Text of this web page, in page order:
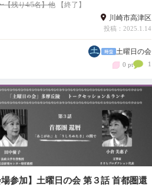
【残り4/5名】他【終了】
川崎市高津区
投稿：2025.1.14
土曜日の会
0 pt 1
参加】土曜日の会 第３話 首都圏還